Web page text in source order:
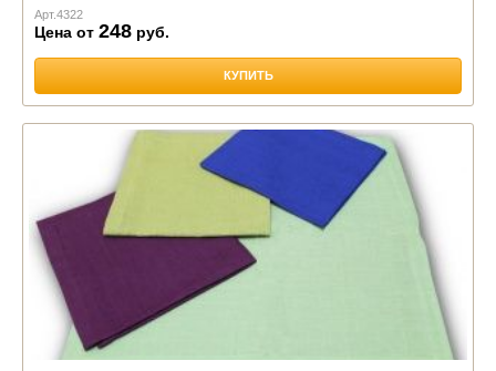
Арт.4322
Цена от 248 руб.
КУПИТЬ